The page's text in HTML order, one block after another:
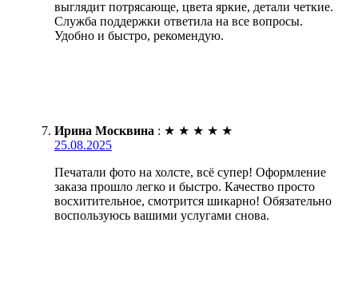
выглядит потрясающе, цвета яркие, детали четкие.
Служба поддержки ответила на все вопросы.
Удобно и быстро, рекомендую.
Ирина Москвина : ★ ★ ★ ★ ★
25.08.2025
Печатали фото на холсте, всё супер! Оформление
заказа прошло легко и быстро. Качество просто
восхитительное, смотрится шикарно! Обязательно
воспользуюсь вашими услугами снова.